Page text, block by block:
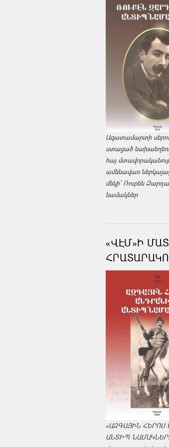
Ազատամարտի
ստացած
հայ
ամենավառ
մեկի՝ Ռուբեն
նամակներ
«ՎԷՄ»Ի
«ԱԶԳԱՅԻՆ ՀԵՐՈՍ
ԱՆՏԻՊ